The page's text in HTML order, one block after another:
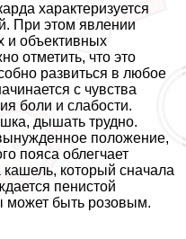
хаpaктеризуется
При этом явлении
и объективных
отметить, что это
развиться в любое
с чувства
боли и слабости.
дышать трудно.
положение,
пояса облегчает
который сначала
пeниcтой
может быть розовым.